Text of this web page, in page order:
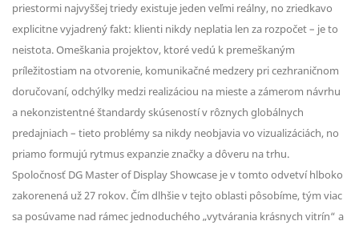
priestormi najvyššej triedy existuje jeden veľmi reálny, no zriedkavo
explicitne vyjadrený fakt: klienti nikdy neplatia len za rozpočet – je to
neistota. Omeškania projektov, ktoré vedú k premeškaným
príležitostiam na otvorenie, komunikačné medzery pri cezhraničnom
doručovaní, odchýlky medzi realizáciou na mieste a zámerom návrhu
a nekonzistentné štandardy skúseností v rôznych globálnych
predajniach – tieto problémy sa nikdy neobjavia vo vizualizáciách, no
priamo formujú rytmus expanzie značky a dôveru na trhu.
Spoločnosť DG Master of Display Showcase je v tomto odvetví hlboko
zakorenená už 27 rokov. Čím dlhšie v tejto oblasti pôsobíme, tým viac
sa posúvame nad rámec jednoduchého „vytvárania krásnych vitrín“ a